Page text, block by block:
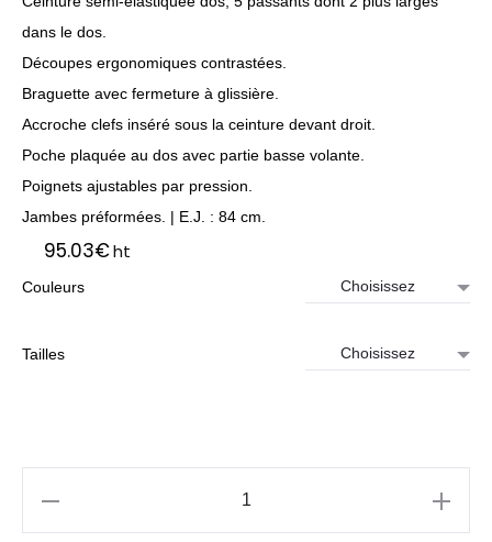
dans le dos.
Découpes ergonomiques contrastées.
Braguette avec fermeture à glissière.
Accroche clefs inséré sous la ceinture devant droit.
Poche plaquée au dos avec partie basse volante.
Poignets ajustables par pression.
Jambes préformées. | E.J. : 84 cm.
95.03€ht
Couleurs
Tailles